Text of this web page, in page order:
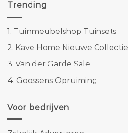
Trending
1. Tuinmeubelshop Tuinsets
2. Kave Home Nieuwe Collectie
3. Van der Garde Sale
4. Goossens Opruiming
Voor bedrijven